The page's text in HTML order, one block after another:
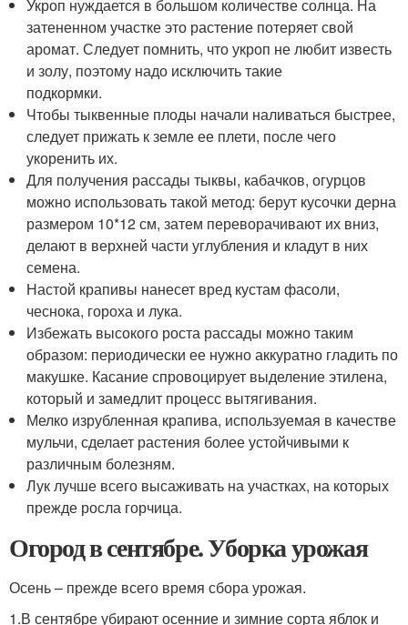
Укроп нуждается в большом количестве солнца. На
затененном участке это растение потеряет свой
аромат. Следует помнить, что укроп не любит известь
и золу, поэтому надо исключить такие
подкормки.
Чтобы тыквенные плоды начали наливаться быстрее,
следует прижать к земле ее плети, после чего
укоренить их.
Для получения рассады тыквы, кабачков, огурцов
можно использовать такой метод: берут кусочки дерна
размером 10*12 см, затем переворачивают их вниз,
делают в верхней части углубления и кладут в них
семена.
Настой крапивы нанесет вред кустам фасоли,
чеснока, гороха и лука.
Избежать высокого роста рассады можно таким
образом: периодически ее нужно аккуратно гладить по
макушке. Касание спровоцирует выделение этилена,
который и замедлит процесс вытягивания.
Мелко изрубленная крапива, используемая в качестве
мульчи, сделает растения более устойчивыми к
различным болезням.
Лук лучше всего высаживать на участках, на которых
прежде росла горчица.
Огород в сентябре. Уборка урожая
Осень – прежде всего время сбора урожая.
1.В сентябре убирают осенние и зимние сорта яблок и